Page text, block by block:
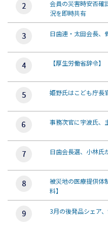
会員の災害時安否
況を即時共有
日歯連・太田会長
【厚生労働省辞令】
姫野氏はこども庁
事務次官に宇波氏
日歯会長選、小林
被災地の医療提供
料】
3月の後発品シェ